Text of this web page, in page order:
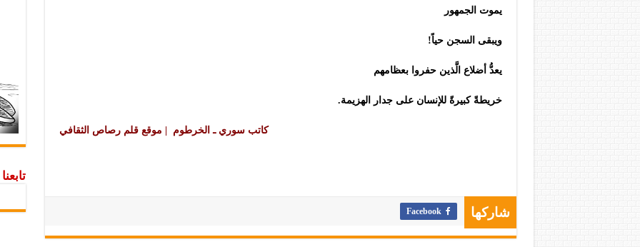
يموت الجمهور
ويبقى السجن حياً!
يعدُّ أضلاع الَّذين حفروا بعظامهم
خريطةً كبيرةً للإنسان على جدار الهزيمة.
كاتب سوري ـ الخرطوم | موقع قلم رصاص الثقافي
شاركها Facebook